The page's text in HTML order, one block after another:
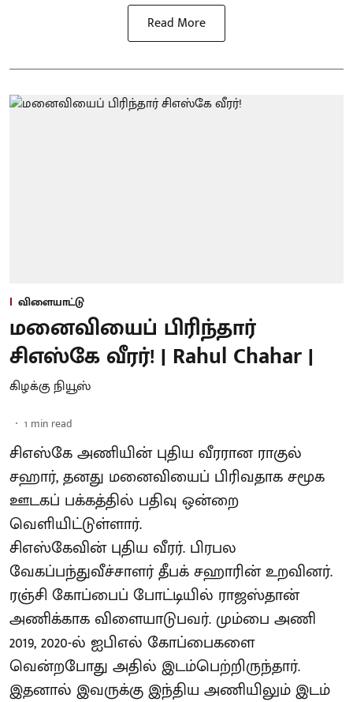
Read More
விளையாட்டு
மனைவியைப் பிரிந்தார்
சிஎஸ்கே வீரர்! | Rahul Chahar |
கிழக்கு நியூஸ்
1 min read
சிஎஸ்கே அணியின் புதிய வீரரான ராகுல்
சஹார், தனது மனைவியைப் பிரிவதாக சமூக
ஊடகப் பக்கத்தில் பதிவு ஒன்றை
வெளியிட்டுள்ளார்.
சிஎஸ்கேவின் புதிய வீரர். பிரபல
வேகப்பந்துவீச்சாளர் தீபக் சஹாரின் உறவினர்.
ரஞ்சி கோப்பைப் போட்டியில் ராஜஸ்தான்
அணிக்காக விளையாடுபவர். மும்பை அணி
2019, 2020-ல் ஐபிஎல் கோப்பைகளை
வென்றபோது அதில் இடம்பெற்றிருந்தார்.
இதனால் இவருக்கு இந்திய அணியிலும் இடம்